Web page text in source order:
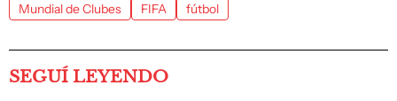
Mundial de Clubes FIFA fútbol
SEGUÍ LEYENDO